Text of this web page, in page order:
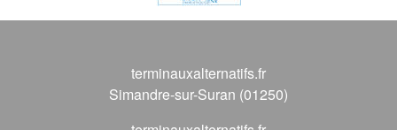
terminauxalternatifs.fr
Simandre-sur-Suran (01250)